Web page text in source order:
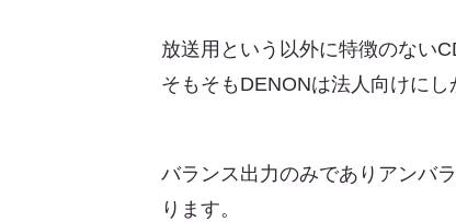
放送用という以外に特徴のない
そもそもDENONは法人向けに
バランス出力のみでありアンバ
ります。